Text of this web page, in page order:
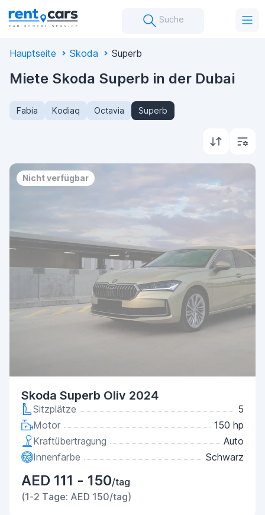
Suche
Hauptseite Skoda Superb
Miete Skoda Superb in der Dubai
Fabia Kodiaq Octavia Superb
Nicht verfügbar
Skoda Superb Oliv 2024
Sitzplätze
5
Motor
150 hp
Kraftübertragung
Auto
Innenfarbe
Schwarz
AED 111 - 150/tag
(1-2 Tage: AED 150/tag)